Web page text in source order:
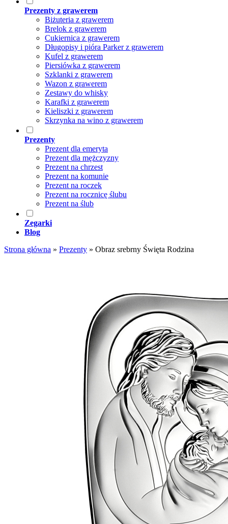
Prezenty z grawerem
Biżuteria z grawerem
Brelok z grawerem
Cukiernica z grawerem
Długopisy i pióra Parker z grawerem
Kufel z grawerem
Piersiówka z grawerem
Szklanki z grawerem
Wazon z grawerem
Zestawy do whisky
Karafki z grawerem
Kieliszki z grawerem
Skrzynka na wino z grawerem
Prezenty
Prezent dla emeryta
Prezent dla mężczyzny
Prezent na chrzest
Prezent na komunie
Prezent na roczek
Prezent na rocznicę ślubu
Prezent na ślub
Zegarki
Blog
Strona główna » Prezenty » Obraz srebrny Święta Rodzina